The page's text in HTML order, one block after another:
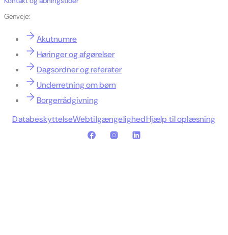
Genveje:
Akutnumre
Høringer og afgørelser
Dagsordner og referater
Underretning om børn
Borgerrådgivning
DatabeskyttelseWebtilgængelighedHjælp til oplæsning